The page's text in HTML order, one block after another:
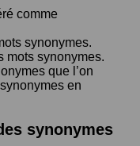
comme
synonymes.
mots synonymes.
que l’on
en
synonymes